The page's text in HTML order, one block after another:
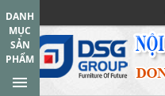
DANH
MỤC
SẢN
PHẨM